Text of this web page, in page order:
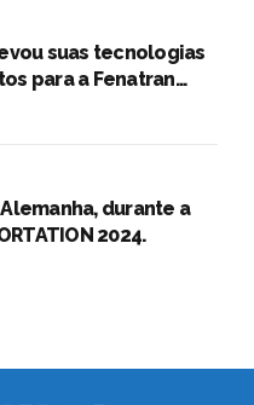
suas tecnologias
para a Fenatran
durante a
2024.